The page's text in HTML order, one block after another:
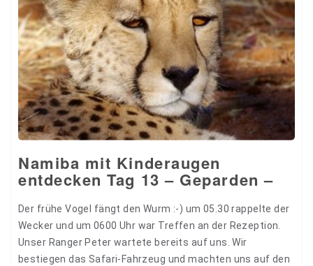
Namiba mit Kinderaugen
entdecken Tag 13 – Geparden –
Der frühe Vogel fängt den Wurm :-) um 05.30 rappelte der
Wecker und um 0600 Uhr war Treffen an der Rezeption.
Unser Ranger Peter wartete bereits auf uns. Wir
bestiegen das Safari-Fahrzeug und machten uns auf den